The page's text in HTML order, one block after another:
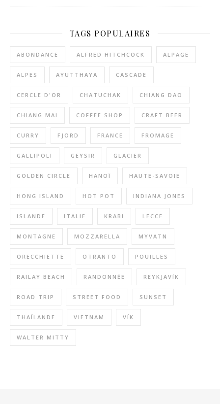
TAGS POPULAIRES
ABONDANCE ALFRED HITCHCOCK ALPAGE
ALPES AYUTTHAYA CASCADE
CERCLE D'OR CHATUCHAK CHIANG DAO
CHIANG MAI COFFEE SHOP CRAFT BEER
CURRY FJORD FRANCE FROMAGE
GALLIPOLI GEYSIR GLACIER
GOLDEN CIRCLE HANOÏ HAUTE-SAVOIE
HONG ISLAND HOT POT INDIANA JONES
ISLANDE ITALIE KRABI LECCE
MONTAGNE MOZZARELLA MYVATN
ORECCHIETTE OTRANTO POUILLES
RAILAY BEACH RANDONNÉE REYKJAVÍK
ROAD TRIP STREET FOOD SUNSET
THAÏLANDE VIETNAM VÍK
WALTER MITTY